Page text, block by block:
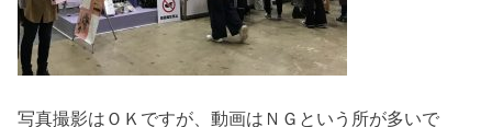
写真撮影はＯＫですが、動画はＮＧという所が多いで